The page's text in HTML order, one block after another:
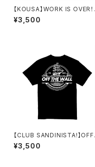
【KOUSA】WORK IS OVER！
Tシャツ(BK)
¥3,500
【CLUB SANDINISTA!】OFF
THE WALL Tシャツ / バックプ
リント (BK)
¥3,500